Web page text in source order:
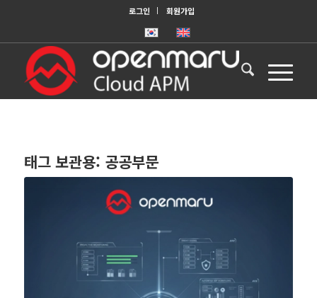
로그인 회원가입
태그 보관용: 공공부문